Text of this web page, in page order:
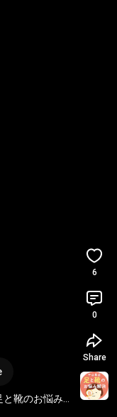
と靴のお悩み
6
0
Share